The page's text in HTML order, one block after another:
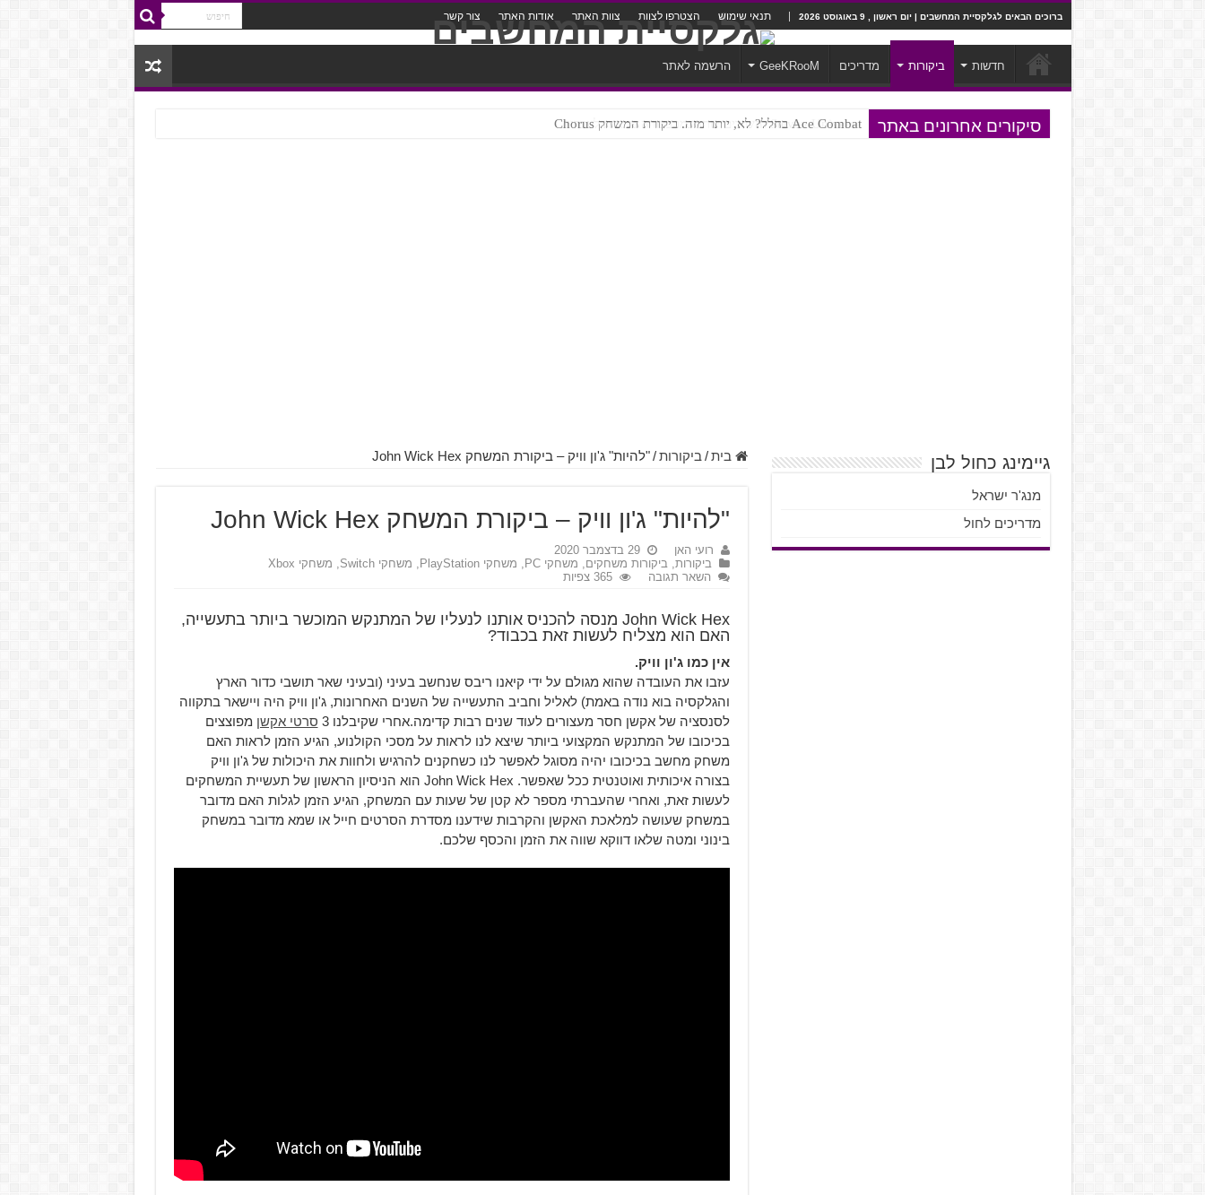
ברוכים הבאים לגלקסיית המחשבים | יום ראשון , 9 באוגוסט 2026 תנאי שימוש הצטרפו לצוות צוות האתר אודות האתר צור קשר
חדשות ביקורות מדריכים GeeKRooM הרשמה לאתר
סיקורים אחרונים באתר Ace Combat בחלל? לא, יותר מזה. ביקורת המשחק Chorus
Steven Universe והשירים שתורגמו בצורה נוראית לעברית
בית / ביקורות / "להיות" ג'ון וויק – ביקורת המשחק John Wick Hex
"להיות" ג'ון וויק – ביקורת המשחק John Wick Hex
רועי האן
29 בדצמבר 2020
ביקורות,ביקורות משחקים, משחקי PC , משחקי PlayStation , משחקי Switch , משחקי Xbox
השאר תגובה
365 צפיות
John Wick Hex מנסה להכניס אותנו לנעליו של המתנקש המוכשר ביותר בתעשייה,
האם הוא מצליח לעשות זאת בכבוד?
אין כמו ג'ון וויק.
עזבו את העובדה שהוא מגולם על ידי קיאנו ריבס שנחשב בעיני (ובעיני שאר תושבי כדור הארץ
והגלקסיה בוא נודה באמת) לאליל וחביב התעשייה של השנים האחרונות, ג'ון וויק היה ויישאר בתקווה
לסנסציה של אקשן חסר מעצורים לעוד שנים רבות קדימה.אחרי שקיבלנו 3 סרטי אקשן מפוצצים
בכיכובו של המתנקש המקצועי ביותר שיצא לנו לראות על מסכי הקולנוע, הגיע הזמן לראות האם
משחק מחשב בכיכובו יהיה מסוגל לאפשר לנו כשחקנים להרגיש ולחוות את היכולות של ג'ון וויק
בצורה איכותית ואוטנטית ככל שאפשר. John Wick Hex הוא הניסיון הראשון של תעשיית המשחקים
לעשות זאת, ואחרי שהעברתי מספר לא קטן של שעות עם המשחק, הגיע הזמן לגלות האם מדובר
במשחק שעושה למלאכת האקשן והקרבות שידענו מסדרת הסרטים חייל או שמא מדובר במשחק
בינוני ומטה שלאו דווקא שווה את הזמן והכסף שלכם.
גיימינג כחול לבן
מנג'ר ישראל
מדריכים לחול